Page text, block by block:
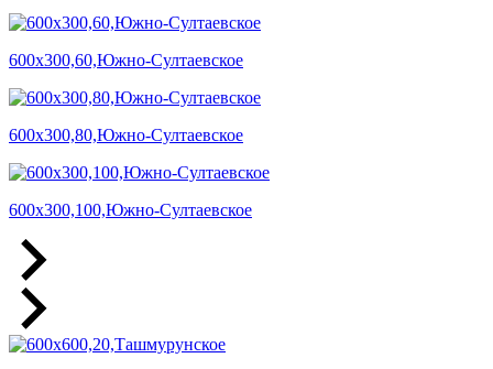
600х300,60,Южно-Султаевское
600х300,80,Южно-Султаевское
600х300,100,Южно-Султаевское